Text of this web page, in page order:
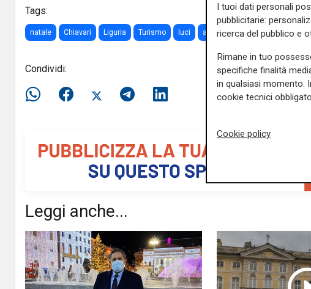
Tags:
natale Chiavari Liguria Turismo luci addobbi terrile
Condividi:
Leggi anche...
I tuoi dati personali
pubblicitarie:
ricerca del pubblico e
Rimane in tuo
specifiche finalità
in qualsiasi momento.
cookie tecnici
Cookie policy